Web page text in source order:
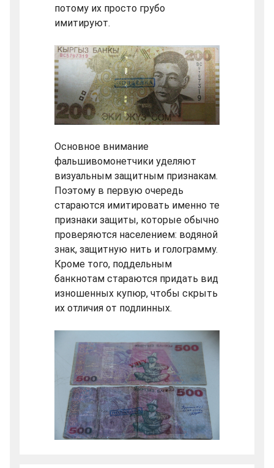
потому их просто грубо
имитируют.
Основное внимание
фальшивомонетчики уделяют
визуальным защитным признакам.
Поэтому в первую очередь
стараются имитировать именно те
признаки защиты, которые обычно
проверяются населением: водяной
знак, защитную нить и голограмму.
Кроме того, поддельным
банкнотам стараются придать вид
изношенных купюр, чтобы скрыть
их отличия от подлинных.